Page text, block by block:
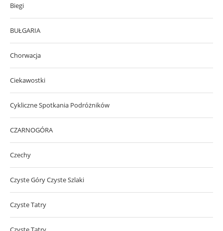
Biegi
BUŁGARIA
Chorwacja
Ciekawostki
Cykliczne Spotkania Podróżników
CZARNOGÓRA
Czechy
Czyste Góry Czyste Szlaki
Czyste Tatry